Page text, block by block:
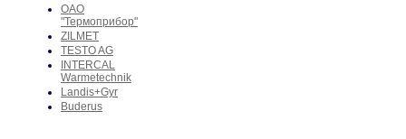
ОАО
"Термоприбор"
ZILMET
TESTO AG
INTERCAL
Warmetechnik
Landis+Gyr
Buderus